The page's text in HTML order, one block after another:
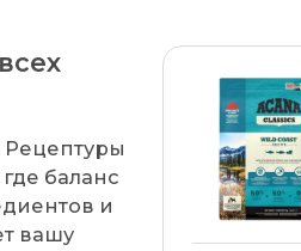
Рецептуры
баланс
и
вашу